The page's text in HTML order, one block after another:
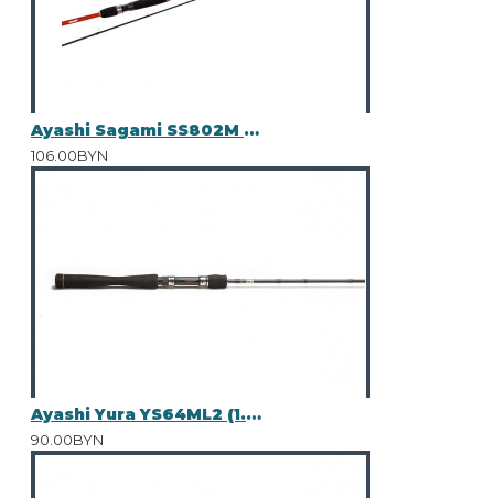
Ayashi Sagami SS802M (2.44m 9-28g)
106.00BYN
Ayashi Yura YS64ML2 (1.95m 3-14g)
90.00BYN